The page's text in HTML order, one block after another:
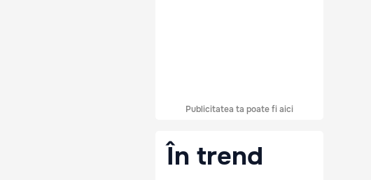
Publicitatea ta poate fi aici
În trend